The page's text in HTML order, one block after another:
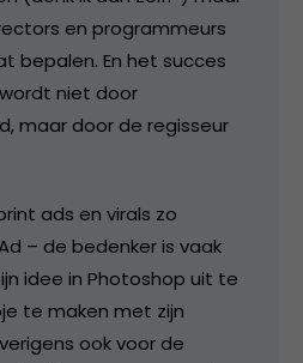
en programmeurs
bepalen. En het succes
niet door
maar door de regisseur
ads en virals zo
– de bedenker is vaak
idee in Photoshop uit te
te maken met zijn
ook voor de